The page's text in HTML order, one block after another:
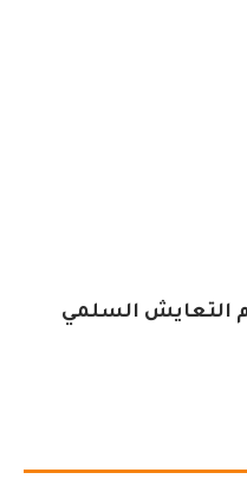
التعايش السلمي